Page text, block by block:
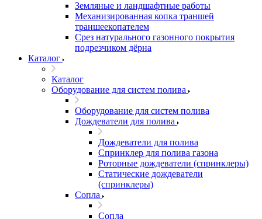
Земляные и ландшафтные работы
Механизированная копка траншей
траншеекопателем
Срез натурального газонного покрытия
подрезчиком дёрна
Каталог
Каталог
Оборудование для систем полива
Оборудование для систем полива
Дождеватели для полива
Дождеватели для полива
Cпринклер для полива газона
Роторные дождеватели (спринклеры)
Статические дождеватели
(спринклеры)
Сопла
Сопла